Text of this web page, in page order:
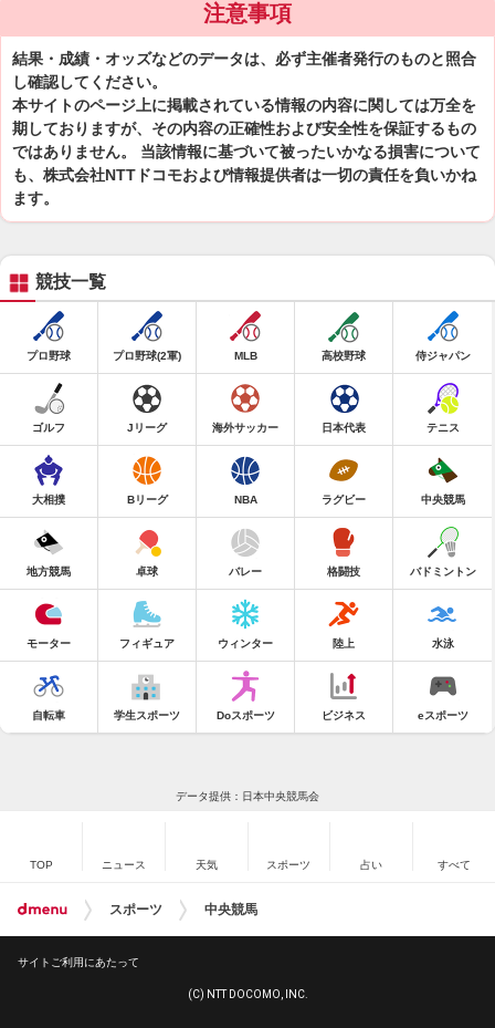
注意事項
結果・成績・オッズなどのデータは、必ず主催者発行のものと照合
し確認してください。
本サイトのページ上に掲載されている情報の内容に関しては万全を
期しておりますが、その内容の正確性および安全性を保証するもの
ではありません。 当該情報に基づいて被ったいかなる損害について
も、株式会社NTTドコモおよび情報提供者は一切の責任を負いかね
ます。
競技一覧
プロ野球 プロ野球(2軍) MLB 高校野球 侍ジャパン
ゴルフ Jリーグ 海外サッカー 日本代表 テニス
大相撲 Bリーグ NBA ラグビー 中央競馬
地方競馬 卓球 バレー 格闘技 バドミントン
モーター フィギュア ウィンター 陸上 水泳
自転車 学生スポーツ Doスポーツ ビジネス eスポーツ
データ提供：日本中央競馬会
TOP ニュース 天気 スポーツ 占い すべて
スポーツ 中央競馬
サイトご利用にあたって
(C) NTT DOCOMO, INC.